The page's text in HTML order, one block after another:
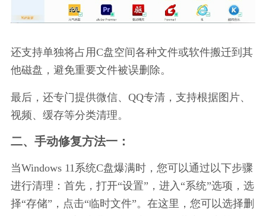
还支持单独将占用C盘空间各种文件或软件搬迁到其
他磁盘，避免重要文件被误删除。
最后，还专门提供微信、QQ专清，支持根据图片、
视频、缓存等分类清理。
二、手动修复方法一：
当Windows 11系统C盘爆满时，您可以通过以下步骤
进行清理：首先，打开“设置”，进入“系统”选项，选
择“存储”，点击“临时文件”。在这里，您可以选择删